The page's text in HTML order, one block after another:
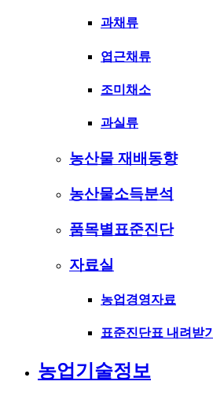
과채류
엽근채류
조미채소
과실류
농산물 재배동향
농산물소득분석
품목별표준진단
자료실
농업경영자료
표준진단표 내려받기
농업기술정보